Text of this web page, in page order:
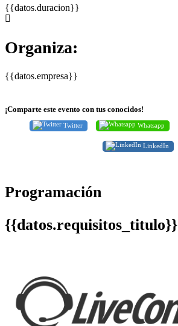
{{datos.duracion}}
Organiza:
{{datos.empresa}}
¡Comparte este evento con tus conocidos!
Twitter Whatsapp
LinkedIn
Programación
{{datos.requisitos_titulo}}